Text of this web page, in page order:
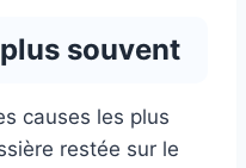
souvent
causes les plus
restée sur le